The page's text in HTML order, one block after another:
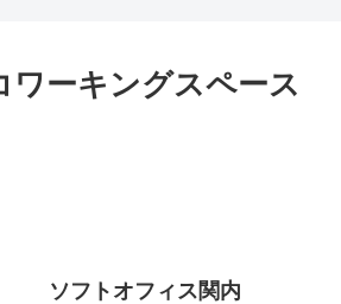
ワーキングスペース
ソフトオフィス関内